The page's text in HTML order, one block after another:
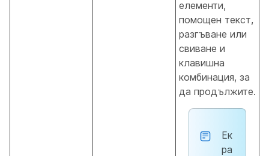
елементи,
помощен текст,
разгъване или
свиване и
клавишна
комбинация, за
да продължите.
Ек
ра